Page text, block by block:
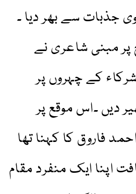
جذبات سے بھر دیا ۔
پر مبنی شاعری نے
کے چہروں پر
دیں ۔اس موقع پر
فاروق کا کہنا تھا
اپنا ایک منفرد مقام